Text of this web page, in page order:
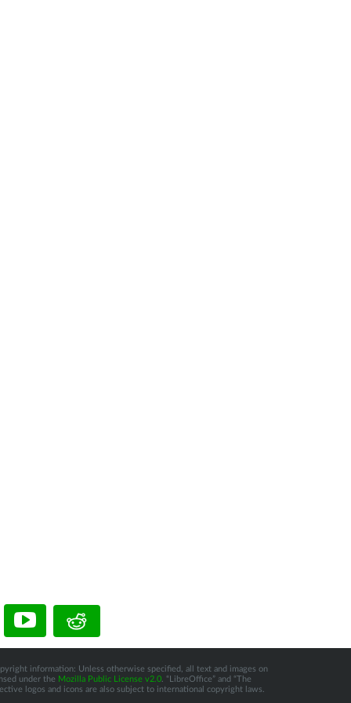
information: Unless otherwise specified, all text and images on
under the Mozilla Public License v2.0. “LibreOffice” and “The
logos and icons are also subject to international copyright laws.